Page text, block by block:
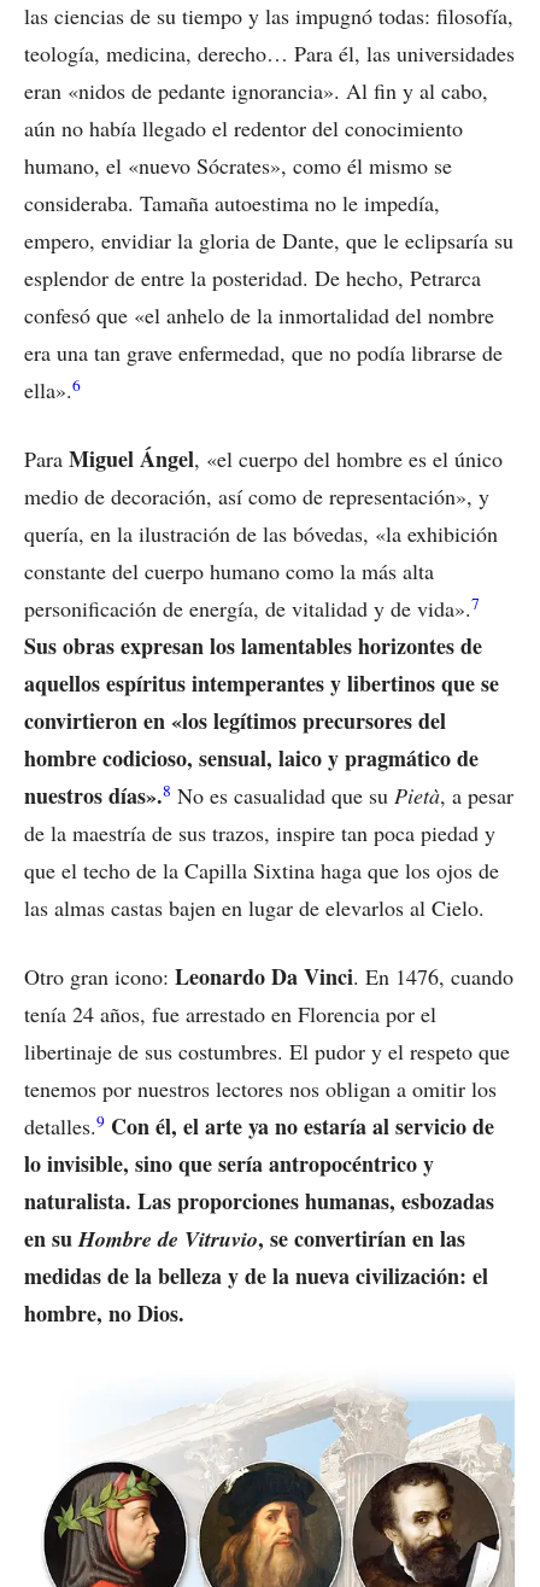
las ciencias de su tiempo y las impugnó todas: filosofía,
teología, medicina, derecho… Para él, las universidades
eran «nidos de pedante ignorancia». Al fin y al cabo,
aún no había llegado el redentor del conocimiento
humano, el «nuevo Sócrates», como él mismo se
consideraba. Tamaña autoestima no le impedía,
empero, envidiar la gloria de Dante, que le eclipsaría su
esplendor de entre la posteridad. De hecho, Petrarca
confesó que «el anhelo de la inmortalidad del nombre
era una tan grave enfermedad, que no podía librarse de
ella».6
Para Miguel Ángel, «el cuerpo del hombre es el único
medio de decoración, así como de representación», y
quería, en la ilustración de las bóvedas, «la exhibición
constante del cuerpo humano como la más alta
personificación de energía, de vitalidad y de vida».7
Sus obras expresan los lamentables horizontes de
aquellos espíritus intemperantes y libertinos que se
convirtieron en «los legítimos precursores del
hombre codicioso, sensual, laico y pragmático de
nuestros días».8 No es casualidad que su Pietà, a pesar
de la maestría de sus trazos, inspire tan poca piedad y
que el techo de la Capilla Sixtina haga que los ojos de
las almas castas bajen en lugar de elevarlos al Cielo.
Otro gran icono: Leonardo Da Vinci. En 1476, cuando
tenía 24 años, fue arrestado en Florencia por el
libertinaje de sus costumbres. El pudor y el respeto que
tenemos por nuestros lectores nos obligan a omitir los
detalles.9 Con él, el arte ya no estaría al servicio de
lo invisible, sino que sería antropocéntrico y
naturalista. Las proporciones humanas, esbozadas
en suHombre de Vitruvio, se convertirían en las
medidas de la belleza y de la nueva civilización: el
hombre, no Dios.